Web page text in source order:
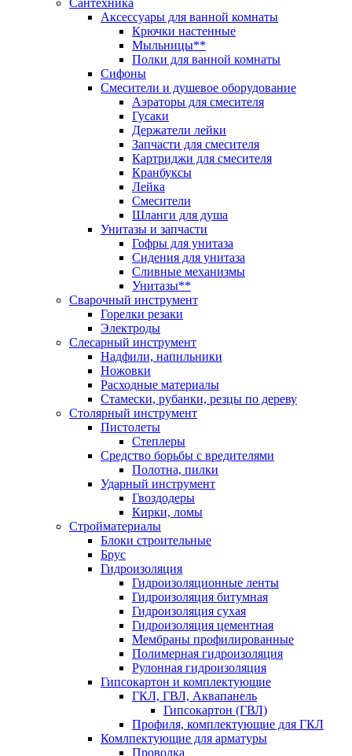
Сантехника
Аксессуары для ванной комнаты
Крючки настенные
Мыльницы**
Полки для ванной комнаты
Сифоны
Смесители и душевое оборудование
Аэраторы для смесителя
Гусаки
Держатели лейки
Запчасти для смесителя
Картриджи для смесителя
Кранбуксы
Лейка
Смесители
Шланги для душа
Унитазы и запчасти
Гофры для унитаза
Сидения для унитаза
Сливные механизмы
Унитазы**
Сварочный инструмент
Горелки резаки
Электроды
Слесарный инструмент
Надфили, напильники
Ножовки
Расходные материалы
Стамески, рубанки, резцы по дереву
Столярный инструмент
Пистолеты
Степлеры
Средство борьбы с вредителями
Полотна, пилки
Ударный инструмент
Гвоздодеры
Кирки, ломы
Стройматериалы
Блоки строительные
Брус
Гидроизоляция
Гидроизоляционные ленты
Гидроизоляция битумная
Гидроизоляция сухая
Гидроизоляция цементная
Мембраны профилированные
Полимерная гидроизоляция
Рулонная гидроизоляция
Гипсокартон и комплектующие
ГКЛ, ГВЛ, Аквапанель
Гипсокартон (ГВЛ)
Профиля, комплектующие для ГКЛ
Комлпектующие для арматуры
Проволка